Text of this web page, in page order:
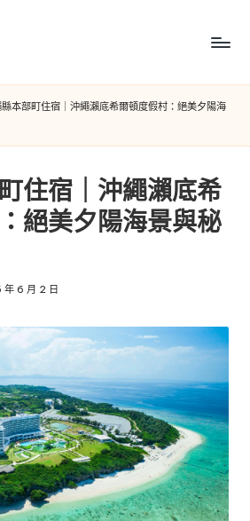
本部町住宿｜沖繩瀨底希爾頓度假村：絕美夕陽海
住宿｜沖繩瀨底希
絕美夕陽海景與秘
6 月 2 日